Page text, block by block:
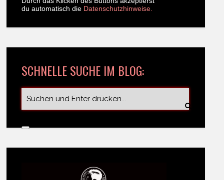
du automatisch die Datenschutzhinweise.
SCHNELLE SUCHE IM BLOG: